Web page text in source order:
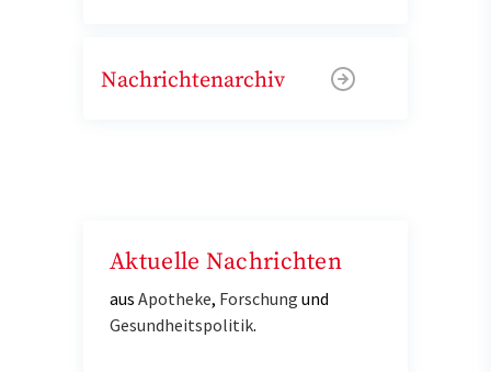
Nachrichtenarchiv
Aktuelle Nachrichten
aus Apotheke, Forschung und
Gesundheitspolitik.